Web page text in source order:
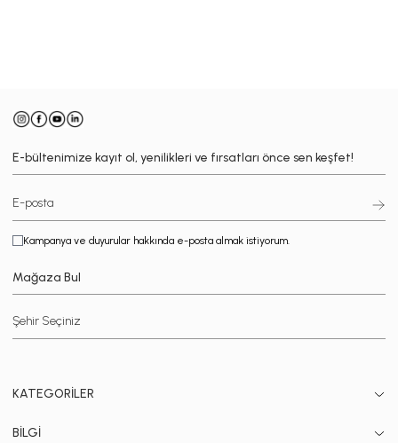
E-bültenimize kayıt ol, yenilikleri ve fırsatları önce sen keşfet!
Kampanya ve duyurular hakkında e-posta almak istiyorum.
Mağaza Bul
KATEGORİLER
BİLGİ